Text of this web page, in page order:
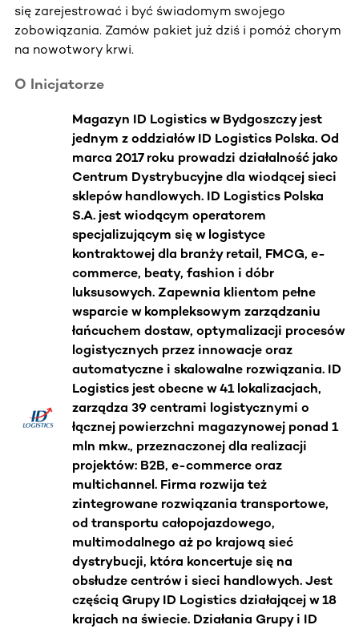
się zarejestrować i być świadomym swojego
zobowiązania. Zamów pakiet już dziś i pomóż chorym
na nowotwory krwi.
O Inicjatorze
Magazyn ID Logistics w Bydgoszczy jest
jednym z oddziałów ID Logistics Polska. Od
marca 2017 roku prowadzi działalność jako
Centrum Dystrybucyjne dla wiodącej sieci
sklepów handlowych. ID Logistics Polska
S.A. jest wiodącym operatorem
specjalizującym się w logistyce
kontraktowej dla branży retail, FMCG, e-
commerce, beaty, fashion i dóbr
luksusowych. Zapewnia klientom pełne
wsparcie w kompleksowym zarządzaniu
łańcuchem dostaw, optymalizacji procesów
logistycznych przez innowacje oraz
automatyczne i skalowalne rozwiązania. ID
Logistics jest obecne w 41 lokalizacjach,
zarządza 39 centrami logistycznymi o
łącznej powierzchni magazynowej ponad 1
mln mkw., przeznaczonej dla realizacji
projektów: B2B, e-commerce oraz
multichannel. Firma rozwija też
zintegrowane rozwiązania transportowe,
od transportu całopojazdowego,
multimodalnego aż po krajową sieć
dystrybucji, która koncertuje się na
obsłudze centrów i sieci handlowych. Jest
częścią Grupy ID Logistics działającej w 18
krajach na świecie. Działania Grupy i ID